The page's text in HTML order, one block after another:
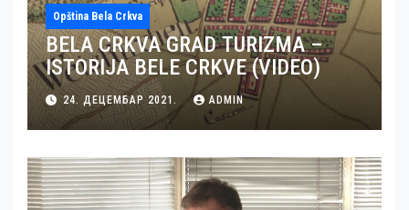
Opština Bela Crkva
BELA CRKVA GRAD TURIZMA –
ISTORIJA BELE CRKVE (VIDEO)
24. ДЕЦЕМБАР 2021. ADMIN